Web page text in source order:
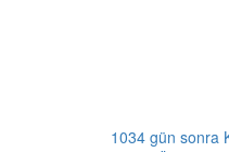
1034 gün sonra